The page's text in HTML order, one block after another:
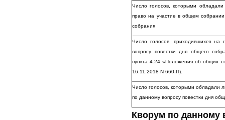
Число голосов, которыми
право на участие в общем
собрания
Число голосов, приходившихся
вопросу повестки дня общего
пункта 4.24 «Положения об общих
16.11.2018 N 660-П).
Число голосов, которыми обладали
по данному вопросу повестки дня
Кворум по данному